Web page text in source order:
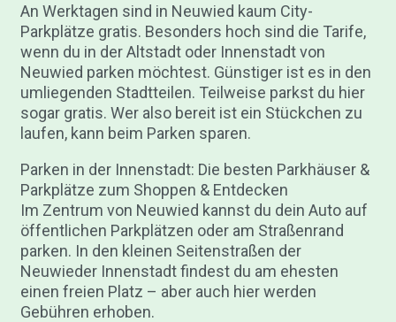
An Werktagen sind in Neuwied kaum City-
Parkplätze gratis. Besonders hoch sind die Tarife,
wenn du in der Altstadt oder Innenstadt von
Neuwied parken möchtest. Günstiger ist es in den
umliegenden Stadtteilen. Teilweise parkst du hier
sogar gratis. Wer also bereit ist ein Stückchen zu
laufen, kann beim Parken sparen.
Parken in der Innenstadt: Die besten Parkhäuser &
Parkplätze zum Shoppen & Entdecken
Im Zentrum von Neuwied kannst du dein Auto auf
öffentlichen Parkplätzen oder am Straßenrand
parken. In den kleinen Seitenstraßen der
Neuwieder Innenstadt findest du am ehesten
einen freien Platz – aber auch hier werden
Gebühren erhoben.